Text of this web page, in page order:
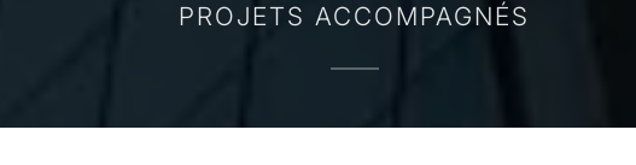
PROJETS ACCOMPAGNÉS